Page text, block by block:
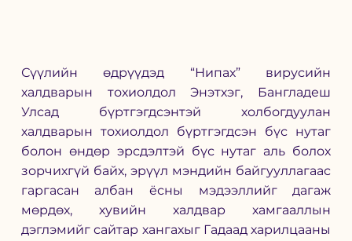
Сүүлийн өдрүүдэд “Нипах” вирусийн
халдварын тохиолдол Энэтхэг, Бангладеш
Улсад бүртгэгдсэнтэй холбогдуулан
халдварын тохиолдол бүртгэгдсэн бүс нутаг
болон өндөр эрсдэлтэй бүс нутаг аль болох
зорчихгүй байх, эрүүл мэндийн байгууллагаас
гаргасан албан ёсны мэдээллийг дагаж
мөрдөх, хувийн халдвар хамгааллын
дэглэмийг сайтар хангахыг Гадаад харилцааны